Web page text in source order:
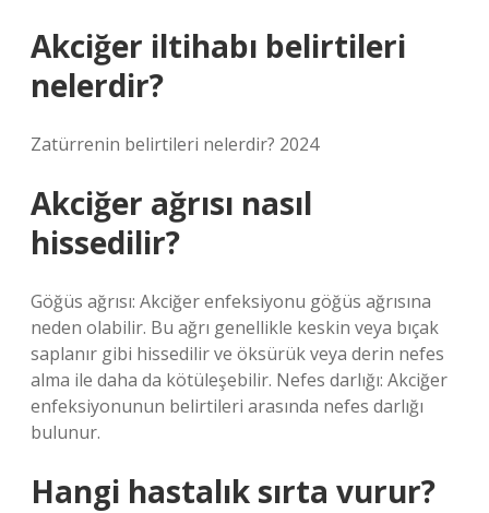
Akciğer iltihabı belirtileri
nelerdir?
Zatürrenin belirtileri nelerdir? 2024
Akciğer ağrısı nasıl
hissedilir?
Göğüs ağrısı: Akciğer enfeksiyonu göğüs ağrısına
neden olabilir. Bu ağrı genellikle keskin veya bıçak
saplanır gibi hissedilir ve öksürük veya derin nefes
alma ile daha da kötüleşebilir. Nefes darlığı: Akciğer
enfeksiyonunun belirtileri arasında nefes darlığı
bulunur.
Hangi hastalık sırta vurur?